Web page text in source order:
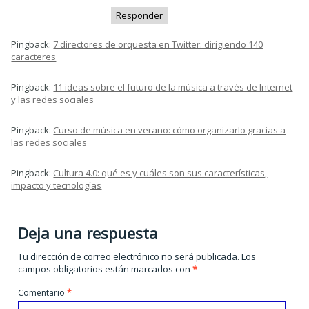
Responder
Pingback:7 directores de orquesta en Twitter: dirigiendo 140
caracteres
Pingback: 11 ideas sobre el futuro de la música a través de Internet
y las redes sociales
Pingback: Curso de música en verano: cómo organizarlo gracias a
las redes sociales
Pingback: Cultura 4.0: qué es y cuáles son sus características,
impacto y tecnologías
Deja una respuesta
Tu dirección de correo electrónico no será publicada. Los
campos obligatorios están marcados con*
Comentario*